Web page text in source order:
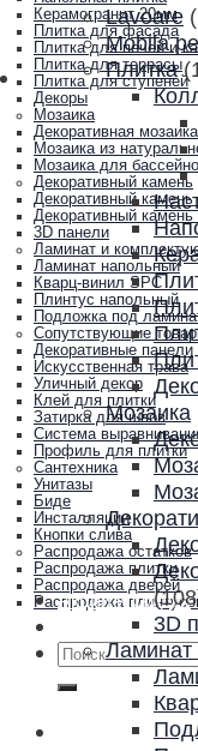
Керамогранит 20мм
Плитка для фасада
Плитка для печей и
Плитка для террасы
Плитка для ступеней
Декоры
Мозаика
Декоративная мозаика
Мозаика из
Мозаика для
Декоративный камень
Декоративный камень
Декоративный камень
3D панели
Ламинат и
Ламинат напольный
Кварц-винил SPC
Плинтус напольный
Подложка под
Сопутствующие
Декоративные панели
Искусственная трава
Уличный декор
Клей для плитки
Затирка для швов
Система
Профиль для плитки
Сантехника
Унитазы
Биде
Инсталляции
Кнопки слива
Распродажа остатков
Распродажа плитки
Распродажа дверей
Распродажа
Акции и скидки
Контакты
Искать:
Lavoare
Mobila
Плитка
Мозаика
3D